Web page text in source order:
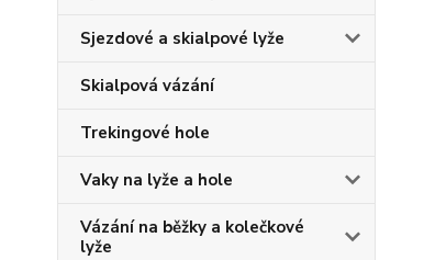
Sjezdové a skialpové lyže
Skialpová vázání
Trekingové hole
Vaky na lyže a hole
Vázání na běžky a kolečkové
lyže